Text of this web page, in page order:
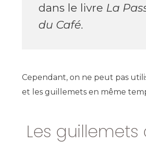
dans le livre La
du Café.
Cependant, on ne peut pas
et les guillemets en même
Les guillemets